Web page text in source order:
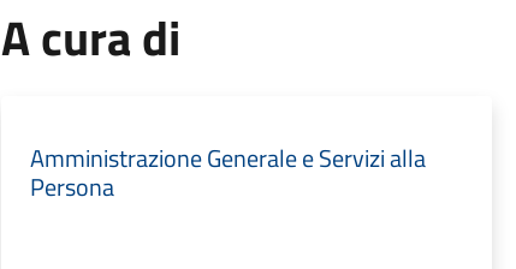
A cura di
Amministrazione Generale e Servizi alla
Persona